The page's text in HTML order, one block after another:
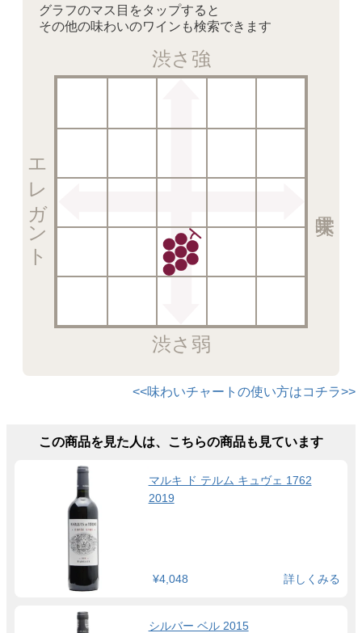
グラフのマス目をタップすると
その他の味わいのワインも検索できます
渋さ強
渋さ弱
エレガント
<<味わいチャートの使い方はコチラ>>
この商品を見た人は、こちらの商品も見ています
マルキ ド テルム キュヴェ 1762
2019
¥4,048 詳しくみる
シルバー ベル 2015